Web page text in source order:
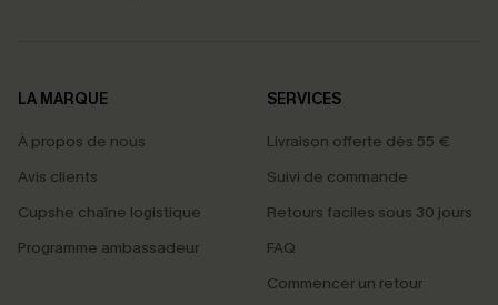
LA MARQUE
À propos de nous
Avis clients
Cupshe chaîne logistique
Programme ambassadeur
SERVICES
Livraison offerte dès 55 €
Suivi de commande
Retours faciles sous 30 jours
FAQ
Commencer un retour